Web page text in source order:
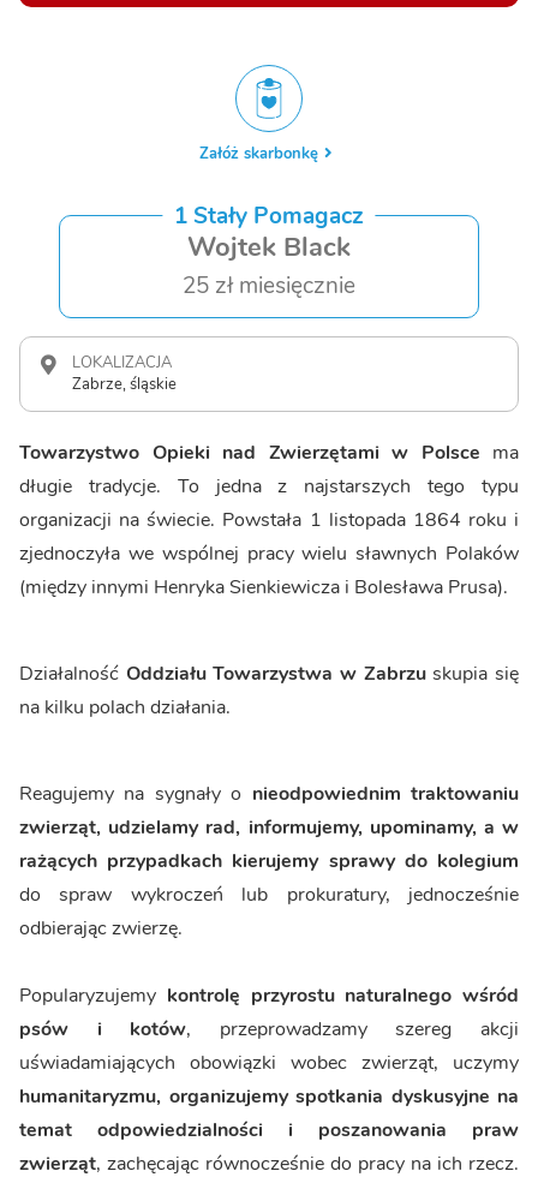
Załóż skarbonkę
1 Stały Pomagacz
Wojtek Black
25 zł miesięcznie
LOKALIZACJA
Zabrze, śląskie
Towarzystwo Opieki nad Zwierzętami w Polsce ma
długie tradycje. To jedna z najstarszych tego typu
organizacji na świecie. Powstała 1 listopada 1864 roku i
zjednoczyła we wspólnej pracy wielu sławnych Polaków
(między innymi Henryka Sienkiewicza i Bolesława Prusa).
Działalność Oddziału Towarzystwa w Zabrzuskupia się
na kilku polach działania.
Reagujemy na sygnały o nieodpowiednim traktowaniu
zwierząt, udzielamy rad, informujemy, upominamy, a w
rażących przypadkach kierujemy sprawy do kolegium
do spraw wykroczeń lub prokuratury, jednocześnie
odbierając zwierzę.
Popularyzujemy kontrolę przyrostu naturalnego wśród
psów i kotów, przeprowadzamy szereg akcji
uświadamiających obowiązki wobec zwierząt, uczymy
humanitaryzmu, organizujemy spotkania dyskusyjne na
temat odpowiedzialności i poszanowania praw
zwierząt, zachęcając równocześnie do pracy na ich rzecz.